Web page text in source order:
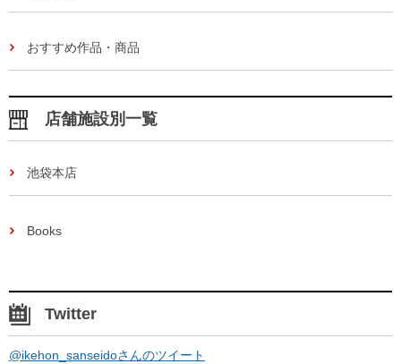
おすすめ作品・商品
店舗施設別一覧
池袋本店
Books
Twitter
@ikehon_sanseidoさんのツイート